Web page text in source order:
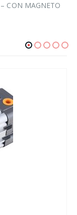
CON MAGNETO